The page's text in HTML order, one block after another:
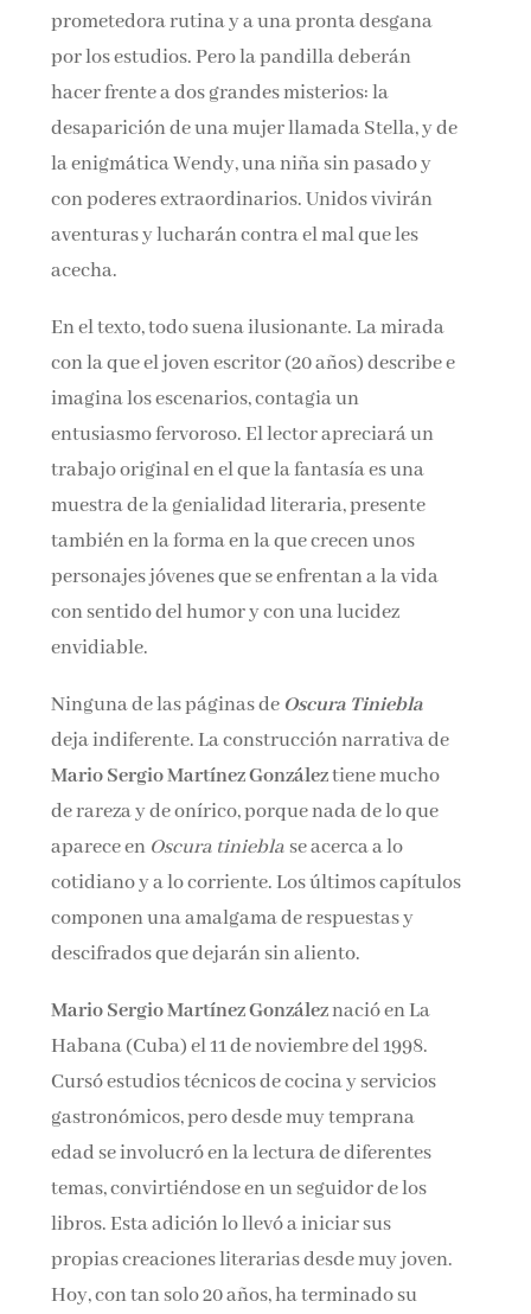
prometedora rutina y a una pronta desgana
por los estudios. Pero la pandilla deberán
hacer frente a dos grandes misterios: la
desaparición de una mujer llamada Stella, y de
la enigmática Wendy, una niña sin pasado y
con poderes extraordinarios. Unidos vivirán
aventuras y lucharán contra el mal que les
acecha.
En el texto, todo suena ilusionante. La mirada
con la que el joven escritor (20 años) describe e
imagina los escenarios, contagia un
entusiasmo fervoroso. El lector apreciará un
trabajo original en el que la fantasía es una
muestra de la genialidad literaria, presente
también en la forma en la que crecen unos
personajes jóvenes que se enfrentan a la vida
con sentido del humor y con una lucidez
envidiable.
Ninguna de las páginas de Oscura Tiniebla
deja indiferente. La construcción narrativa de
Mario Sergio Martínez Gonzáleztiene mucho
de rareza y de onírico, porque nada de lo que
aparece en Oscura tinieblase acerca a lo
cotidiano y a lo corriente. Los últimos capítulos
componen una amalgama de respuestas y
descifrados que dejarán sin aliento.
Mario Sergio Martínez Gonzáleznació en La
Habana (Cuba) el 11 de noviembre del 1998.
Cursó estudios técnicos de cocina y servicios
gastronómicos, pero desde muy temprana
edad se involucró en la lectura de diferentes
temas, convirtiéndose en un seguidor de los
libros. Esta adición lo llevó a iniciar sus
propias creaciones literarias desde muy joven.
Hoy, con tan solo 20 años, ha terminado su